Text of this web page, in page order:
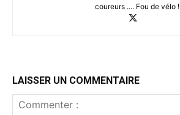
coureurs .... Fou de vélo !
LAISSER UN COMMENTAIRE